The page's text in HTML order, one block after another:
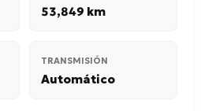
53,849 km
TRANSMISIÓN
Automático